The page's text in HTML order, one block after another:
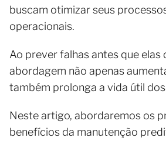
buscam otimizar seus
operacionais.
Ao prever falhas antes que elas
abordagem não apenas
também prolonga a vida útil
Neste artigo, abordaremos os
benefícios da manutenção